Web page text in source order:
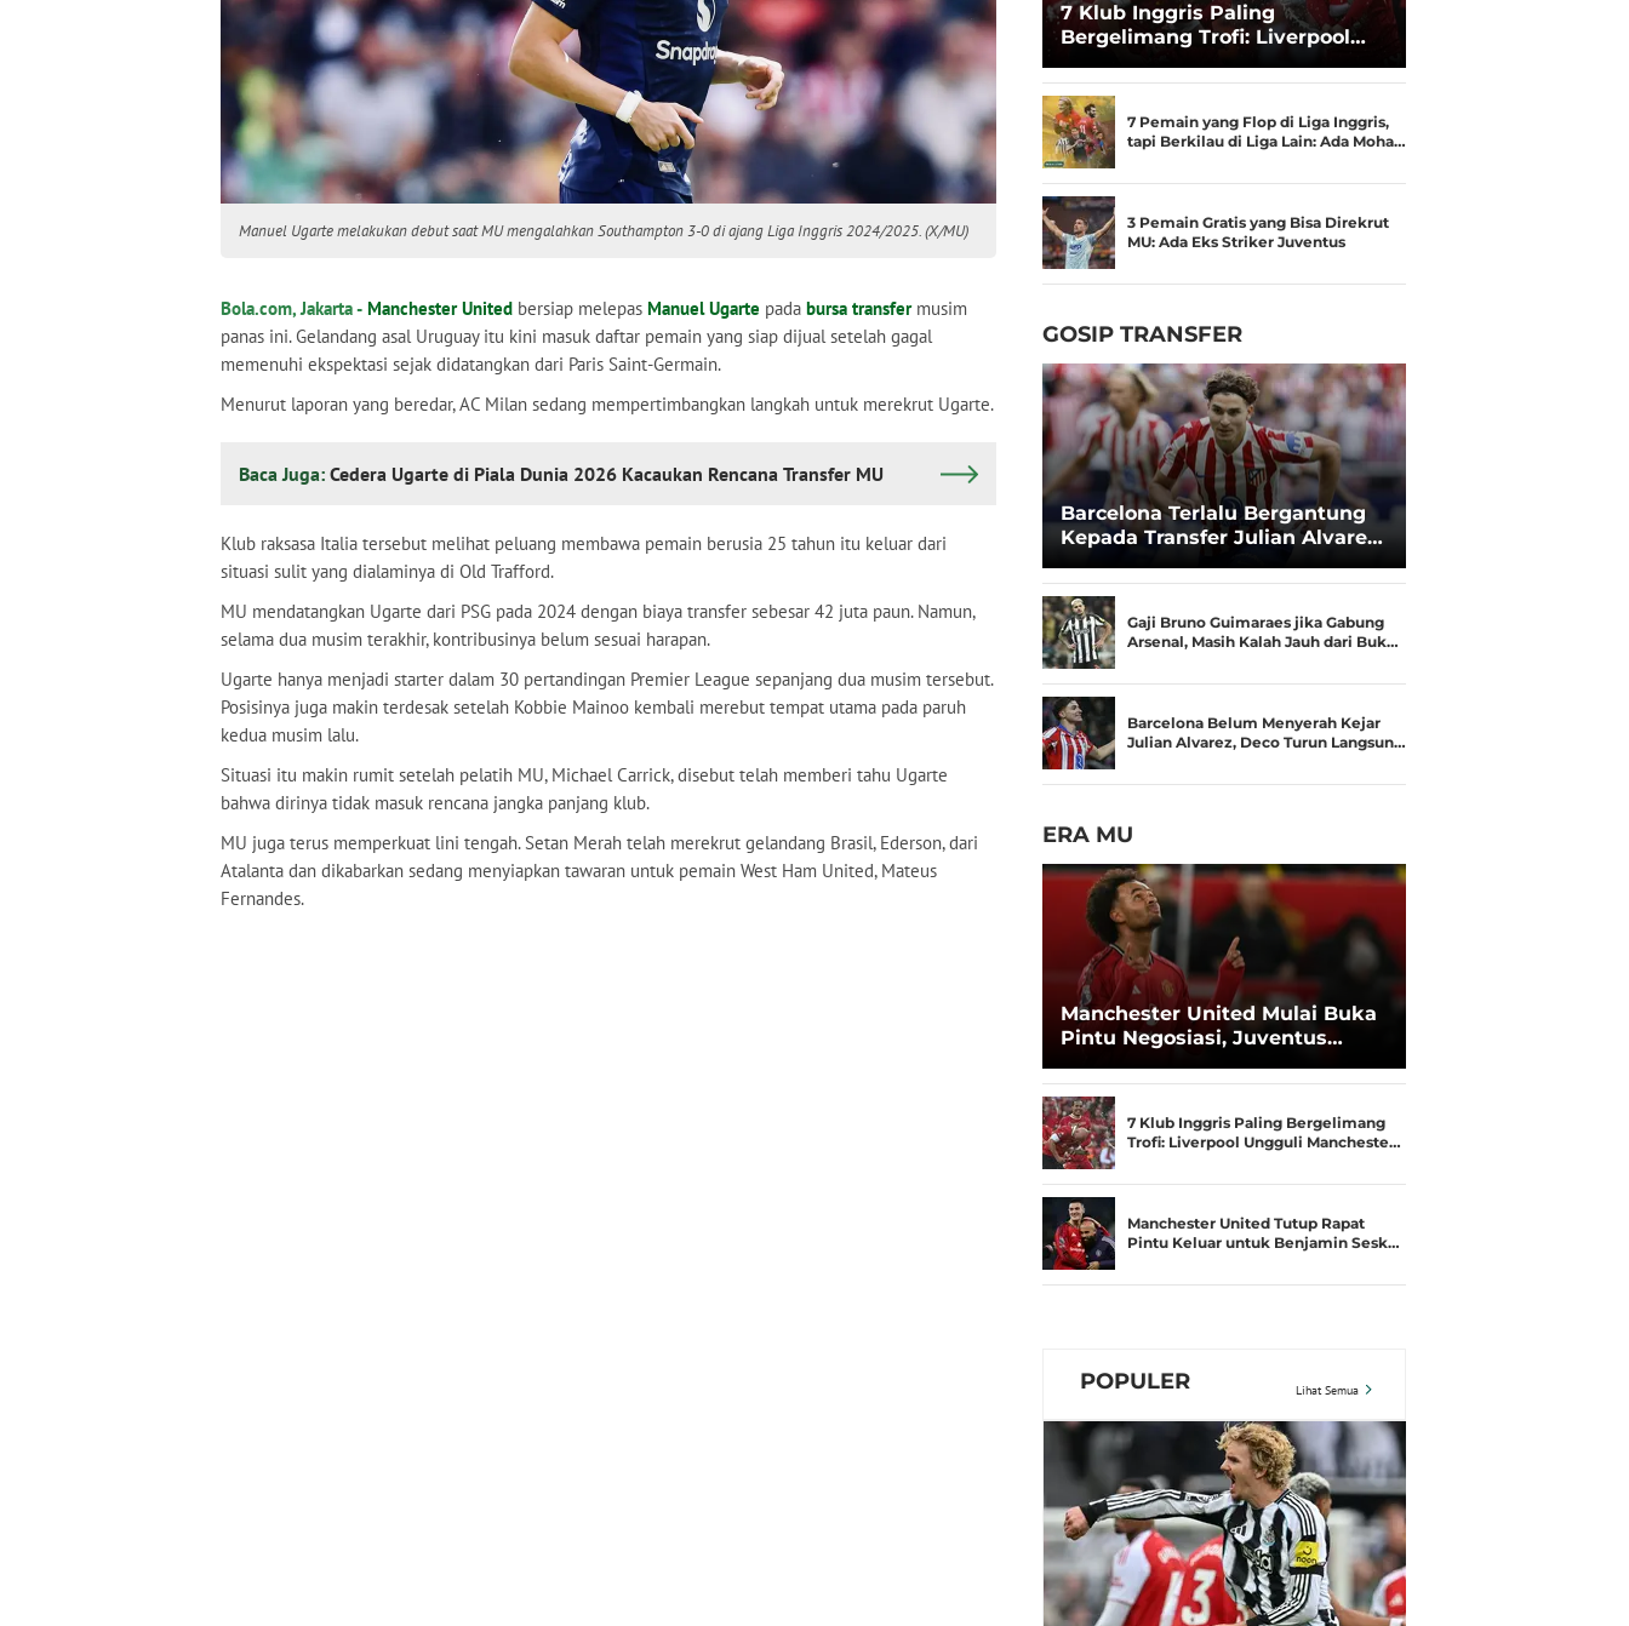
Manuel Ugarte melakukan debut saat MU mengalahkan Southampton 3-0 di ajang Liga Inggris 2024/2025. (X/MU)
Bola.com, Jakarta - Manchester United bersiap melepas Manuel Ugarte pada bursa transfermusim
panas ini. Gelandang asal Uruguay itu kini masuk daftar pemain yang siap dijual setelah gagal
memenuhi ekspektasi sejak didatangkan dari Paris Saint-Germain.
Menurut laporan yang beredar, AC Milan sedang mempertimbangkan langkah untuk merekrut Ugarte.
Baca Juga: Cedera Ugarte di Piala Dunia 2026 Kacaukan Rencana Transfer MU
Klub raksasa Italia tersebut melihat peluang membawa pemain berusia 25 tahun itu keluar dari
situasi sulit yang dialaminya di Old Trafford.
MU mendatangkan Ugarte dari PSG pada 2024 dengan biaya transfer sebesar 42 juta paun. Namun,
selama dua musim terakhir, kontribusinya belum sesuai harapan.
Ugarte hanya menjadi starter dalam 30 pertandingan Premier League sepanjang dua musim tersebut.
Posisinya juga makin terdesak setelah Kobbie Mainoo kembali merebut tempat utama pada paruh
kedua musim lalu.
Situasi itu makin rumit setelah pelatih MU, Michael Carrick, disebut telah memberi tahu Ugarte
bahwa dirinya tidak masuk rencana jangka panjang klub.
MU juga terus memperkuat lini tengah. Setan Merah telah merekrut gelandang Brasil, Ederson, dari
Atalanta dan dikabarkan sedang menyiapkan tawaran untuk pemain West Ham United, Mateus
Fernandes.
7 Klub Inggris Paling
Bergelimang Trofi: Liverpool
7 Pemain yang Flop di Liga Inggris,
tapi Berkilau di Liga Lain: Ada Moha…
3 Pemain Gratis yang Bisa Direkrut
MU: Ada Eks Striker Juventus
GOSIP TRANSFER
Barcelona Terlalu Bergantung
Kepada Transfer Julian Alvarez:
Gaji Bruno Guimaraes jika Gabung
Arsenal, Masih Kalah Jauh dari Buk…
Barcelona Belum Menyerah Kejar
Julian Alvarez, Deco Turun Langsun…
ERA MU
Manchester United Mulai Buka
Pintu Negosiasi, Juventus
Zirkzee
7 Klub Inggris Paling Bergelimang
Trofi: Liverpool Ungguli Mancheste…
Manchester United Tutup Rapat
Pintu Keluar untuk Benjamin Sesk…
POPULER Lihat Semua